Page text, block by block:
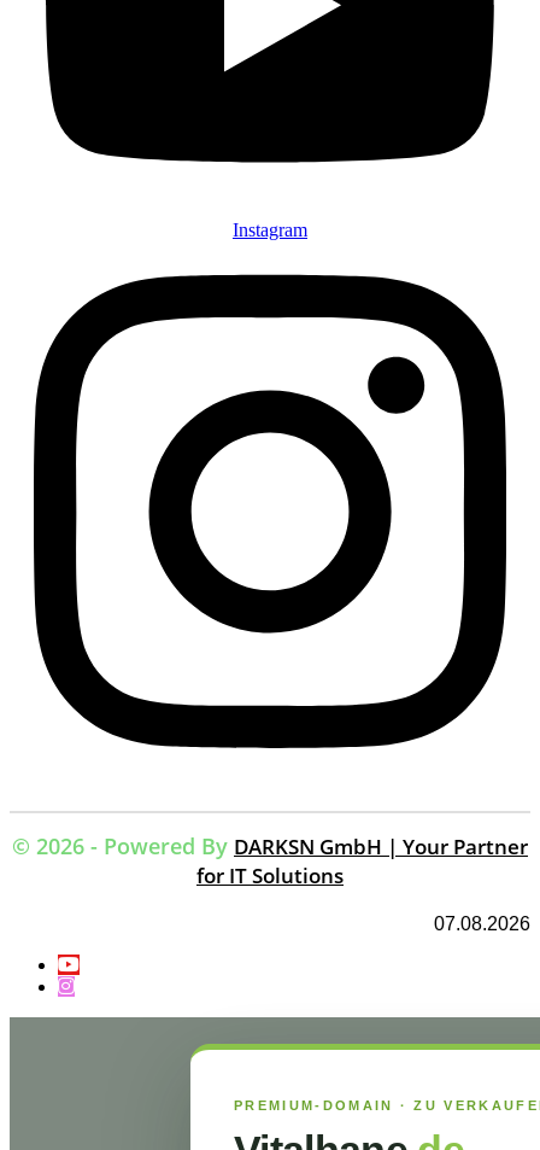
Instagram
© 2026 - Powered By DARKSN GmbH | Your Partner
for IT Solutions
07.08.2026
PREMIUM-DOMAIN · ZU